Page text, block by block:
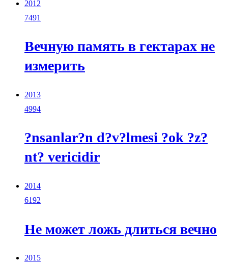
2012
7491
Вечную память в гектарах не
измерить
2013
4994
?nsanlar?n d?v?lmesi ?ok ?z?
nt? vericidir
2014
6192
Не может ложь длиться вечно
2015